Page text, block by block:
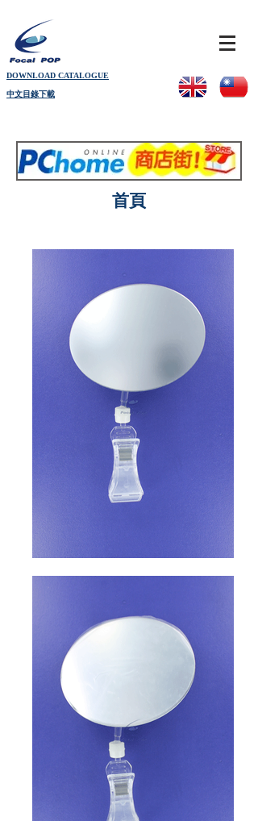
DOWNLOAD CATALOGUE
中文目錄下載
首頁